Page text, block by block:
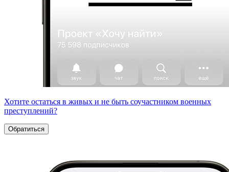
Хотите остаться в живых и не быть соучастником военных
преступлений?
Обратиться